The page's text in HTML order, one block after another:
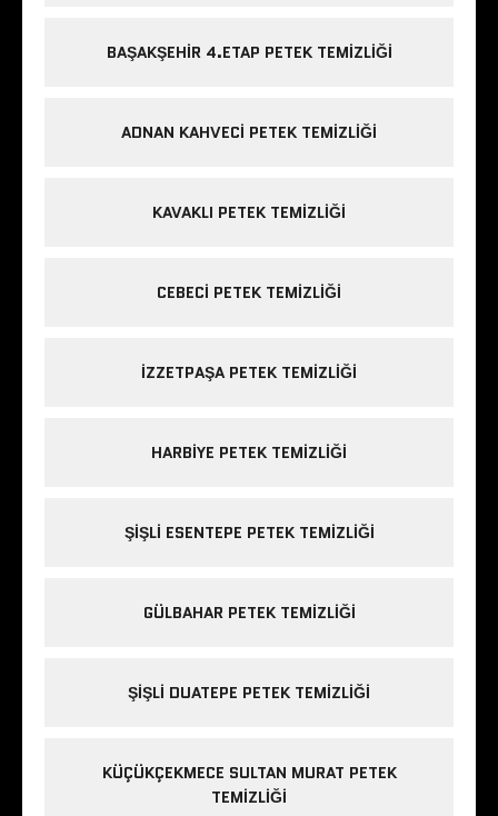
BAŞAKŞEHIR 4.ETAP PETEK TEMIZLIĞI
ADNAN KAHVECI PETEK TEMIZLIĞI
KAVAKLI PETEK TEMIZLIĞI
CEBECI PETEK TEMIZLIĞI
IZZETPAŞA PETEK TEMIZLIĞI
HARBIYE PETEK TEMIZLIĞI
ŞIŞLI ESENTEPE PETEK TEMIZLIĞI
GÜLBAHAR PETEK TEMIZLIĞI
ŞIŞLI DUATEPE PETEK TEMIZLIĞI
KÜÇÜKÇEKMECE SULTAN MURAT PETEK
TEMIZLIĞI